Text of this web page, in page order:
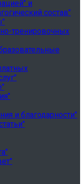
и
состав"
тренировочных
и благодарности"